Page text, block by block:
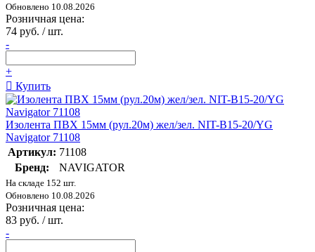
Обновлено 10.08.2026
Розничная цена:
74 руб. / шт.
-
+
Купить
Изолента ПВХ 15мм (рул.20м) жел/зел. NIT-B15-20/YG
Navigator 71108
Артикул: 71108
Бренд:
NAVIGATOR
На складе 152 шт.
Обновлено 10.08.2026
Розничная цена:
83 руб. / шт.
-